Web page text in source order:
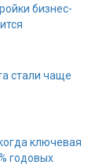
бизнес-
стали чаще
ключевая
годовых